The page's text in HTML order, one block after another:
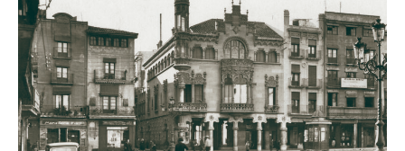
une
bombe
pendant
la
guerre
civile